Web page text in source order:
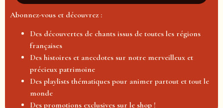
Abonnez-vous et découvrez :
Des découvertes de chants issus de toutes les régions
françaises
Des histoires et anecdotes sur notre merveilleux et
précieux patrimoine
Des playlists thématiques pour animer partout et tout le
monde
Des promotions exclusives sur le shop !